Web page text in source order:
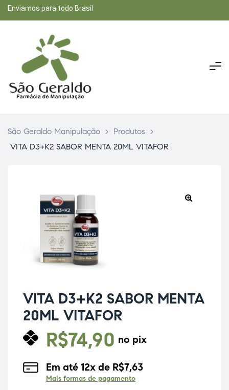
Enviamos para todo Brasil
São Geraldo Manipulação > Produtos
>
VITA D3+K2 SABOR MENTA 20ML VITAFOR
VITA D3+K2 SABOR MENTA
20ML VITAFOR
R$74,90 no pix
Em até 12x de R$7,63
Mais formas de pagamento